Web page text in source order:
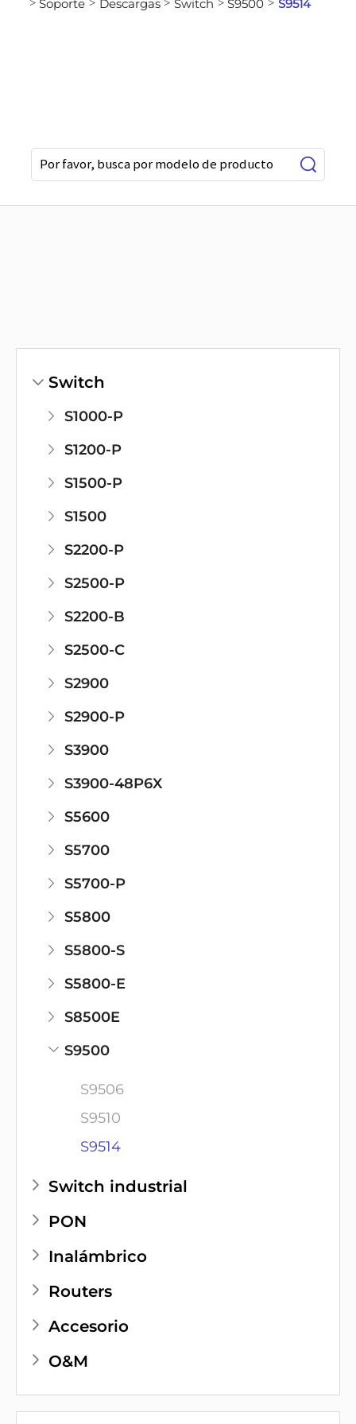
> Soporte > Descargas > Switch > S9500 > S9514
Switch
S1000-P
S1200-P
S1500-P
S1500
S2200-P
S2500-P
S2200-B
S2500-C
S2900
S2900-P
S3900
S3900-48P6X
S5600
S5700
S5700-P
S5800
S5800-S
S5800-E
S8500E
S9500
S9506
S9510
S9514
Switch industrial
PON
Inalámbrico
Routers
Accesorio
O&M